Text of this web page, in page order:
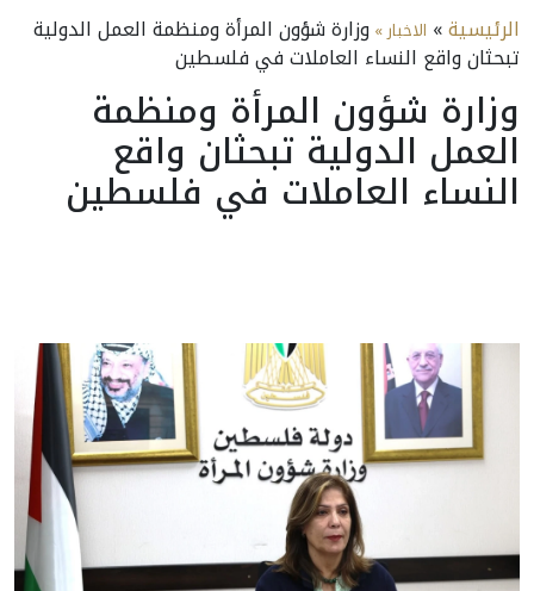
الرئيسية» الاخبار » وزارة شؤون المرأة ومنظمة العمل الدولية
تبحثان واقع النساء العاملات في فلسطين
وزارة شؤون المرأة ومنظمة
العمل الدولية تبحثان واقع
النساء العاملات في فلسطين